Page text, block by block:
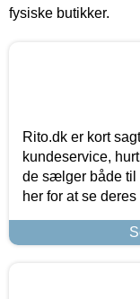
fysiske butikker.
Rito.dk er kort
kundeservice,
de sælger både til
her for at se